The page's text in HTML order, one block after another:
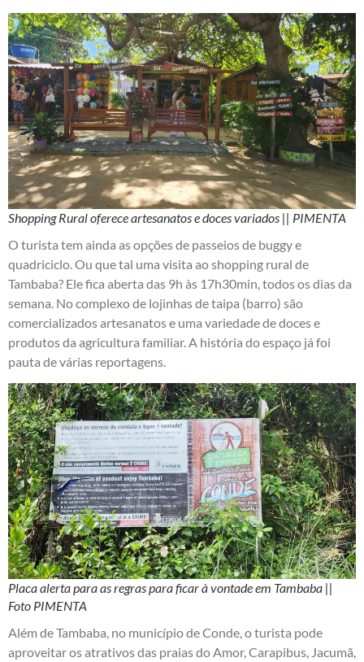
Shopping Rural oferece artesanatos e doces variados || PIMENTA
O turista tem ainda as opções de passeios de buggy e
quadriciclo. Ou que tal uma visita ao shopping rural de
Tambaba? Ele fica aberta das 9h às 17h30min, todos os dias da
semana. No complexo de lojinhas de taipa (barro) são
comercializados artesanatos e uma variedade de doces e
produtos da agricultura familiar. A história do espaço já foi
pauta de várias reportagens.
Placa alerta para as regras para ficar à vontade em Tambaba ||
Foto PIMENTA
Além de Tambaba, no município de Conde, o turista pode
aproveitar os atrativos das praias do Amor, Carapibus, Jacumã,